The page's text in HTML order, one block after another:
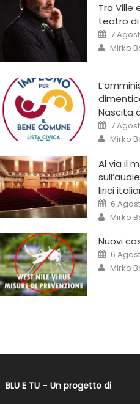
Tra Ville
teatro di
7
Mirko
Nascita
7
Mirko
Al via il
lirici
6
Mirko
Nuovi
6
Mirko
BLU E TU– Un progetto di